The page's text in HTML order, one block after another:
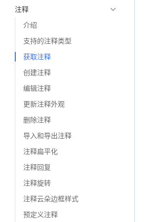
注释
介绍
支持的注释类型
获取注释
创建注释
编辑注释
更新注释外观
删除注释
导入和导出注释
注释扁平化
注释回复
注释旋转
注释云朵边框样式
预定义注释